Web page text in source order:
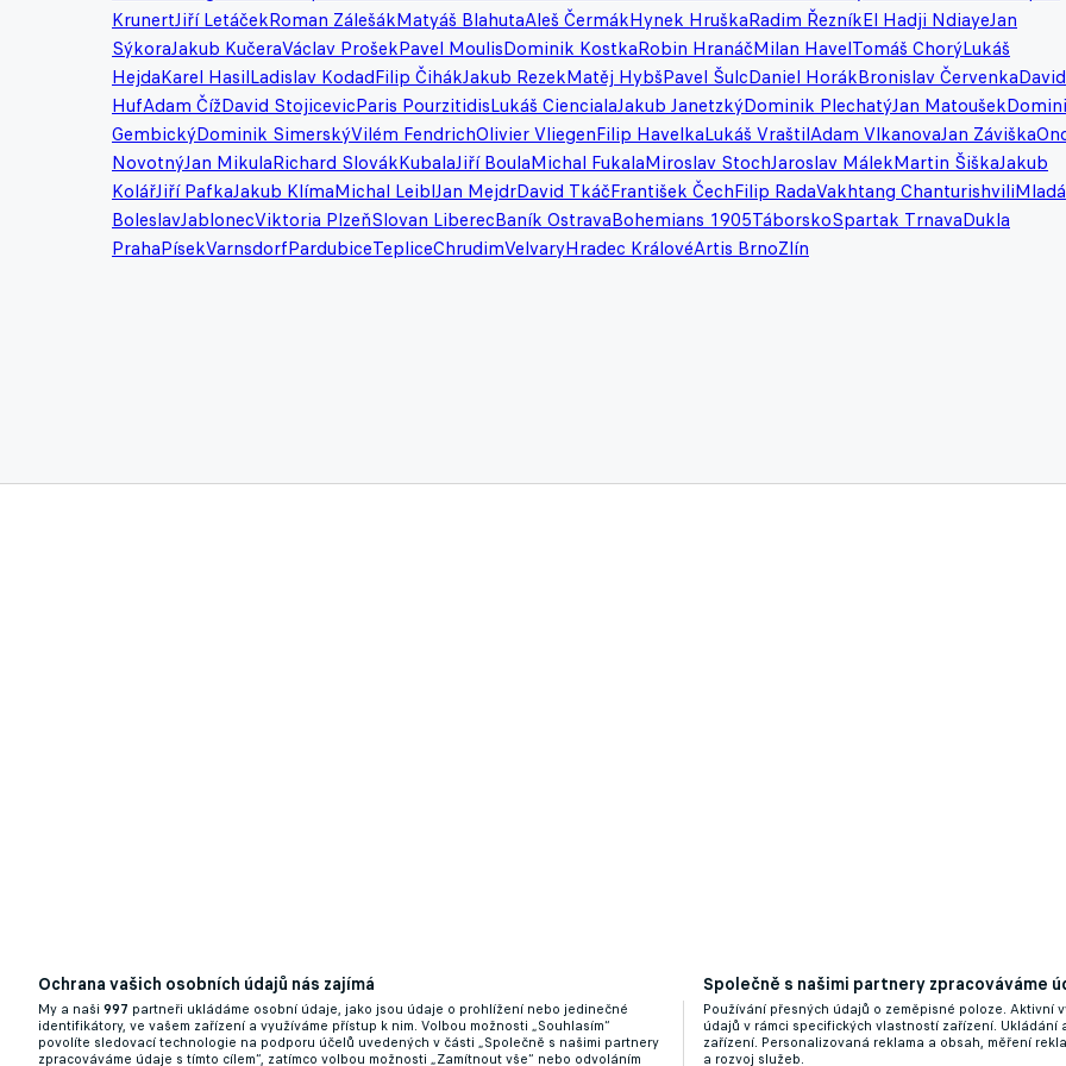
KrunertJiří LetáčekRoman ZálešákMatyáš BlahutaAleš ČermákHynek HruškaRadim ŘezníkEl Hadji NdiayeJan
SýkoraJakub KučeraVáclav ProšekPavel MoulisDominik KostkaRobin HranáčMilan HavelTomáš ChorýLukáš
HejdaKarel HasilLadislav KodadFilip ČihákJakub RezekMatěj HybšPavel ŠulcDaniel HorákBronislav ČervenkaDavid
HufAdam ČížDavid StojicevicParis PourzitidisLukáš CiencialaJakub JanetzkýDominik PlechatýJan Matoušek
GembickýDominik SimerskýVilém FendrichOlivier VliegenFilip HavelkaLukáš VraštilAdam VlkanovaJan Záviška
NovotnýJan MikulaRichard SlovákKubalaJiří BoulaMichal FukalaMiroslav StochJaroslav MálekMartin ŠiškaJakub
KolářJiří PafkaJakub KlímaMichal LeiblJan MejdrDavid TkáčFrantišek ČechFilip RadaVakhtang ChanturishviliMladá
BoleslavJablonecViktoria PlzeňSlovan LiberecBaník OstravaBohemians 1905TáborskoSpartak TrnavaDukla
PrahaPísekVarnsdorfPardubiceTepliceChrudimVelvaryHradec KrálovéArtis BrnoZlín
Ochrana vašich osobních údajů nás zajímá
My a naši 997 partneři ukládáme osobní údaje, jako jsou údaje o prohlížení nebo jedinečné
identifikátory, ve vašem zařízení a využíváme přístup k nim. Volbou možnosti „Souhlasím“
povolíte sledovací technologie na podporu účelů uvedených v části „Společně s našimi partnery
zpracováváme údaje s tímto cílem“, zatímco volbou možnosti „Zamítnout vše“ nebo odvoláním
Společně s našimi partnery zpracováváme
Používání přesných údajů o zeměpisné poloze. Aktivní
údajů v rámci specifických vlastností zařízení. Ukládání
zařízení. Personalizovaná reklama a obsah, měření
a rozvoj služeb.